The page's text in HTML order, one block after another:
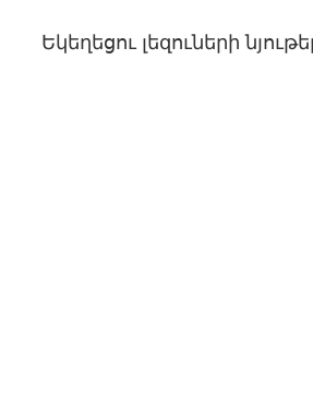
Եկեղեցու լեզուների